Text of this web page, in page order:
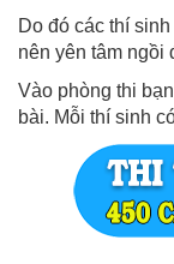
Do đó các thí
nên yên tâm ngồi
Vào phòng thi
bài. Mỗi thí sinh